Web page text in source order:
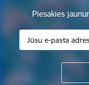
Piesakies